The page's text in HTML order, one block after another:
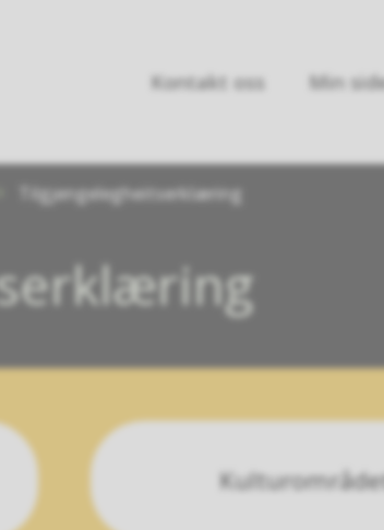
Kontakt oss Min
Tilgjengelegheitserklæring